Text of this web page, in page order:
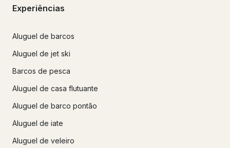
Experiências
Aluguel de barcos
Aluguel de jet ski
Barcos de pesca
Aluguel de casa flutuante
Aluguel de barco pontão
Aluguel de iate
Aluguel de veleiro